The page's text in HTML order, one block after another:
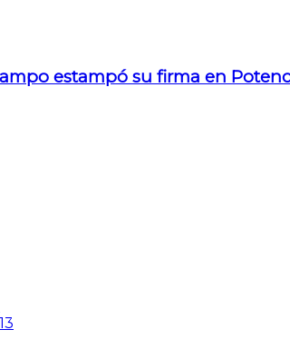
estampó su firma en
13